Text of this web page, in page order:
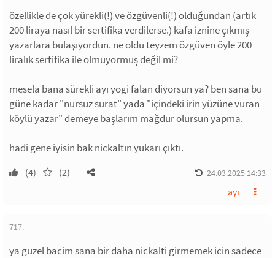
özellikle de çok yürekli(!) ve özgüvenli(!) olduğundan (artık
200 liraya nasıl bir sertifika verdilerse.) kafa iznine çıkmış
yazarlara bulaşıyordun. ne oldu teyzem özgüven öyle 200
liralık sertifika ile olmuyormuş değil mi?
mesela bana sürekli ayı yogi falan diyorsun ya? ben sana bu
güne kadar "nursuz surat" yada "içindeki irin yüzüne vuran
köylü yazar" demeye başlarım mağdur olursun yapma.
hadi gene iyisin bak nickaltın yukarı çıktı.
(4) (2) 24.03.2025 14:33
ayı
717.
ya guzel bacim sana bir daha nickalti girmemek icin sadece